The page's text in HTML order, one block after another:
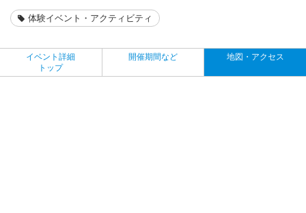
体験イベント・アクティビティ
イベント詳細
トップ
開催期間など 地図・アクセス